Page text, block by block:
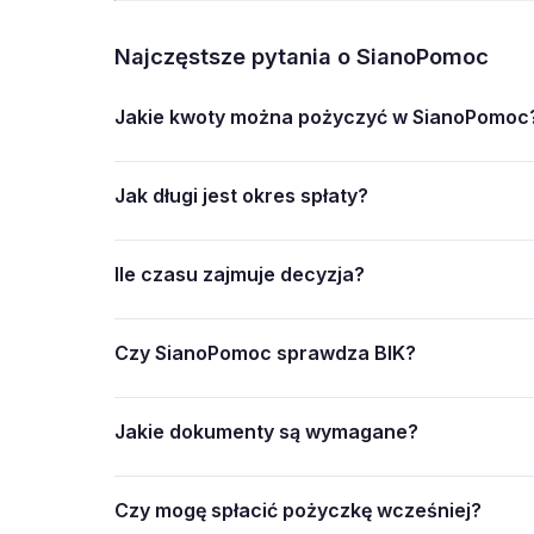
Najczęstsze pytania o SianoPomoc
Jakie kwoty można pożyczyć w
Jak długi jest okres spłaty?
Ile czasu zajmuje decyzja?
Czy SianoPomoc sprawdza BIK?
Jakie dokumenty są wymagane?
Czy mogę spłacić pożyczkę wcześniej?